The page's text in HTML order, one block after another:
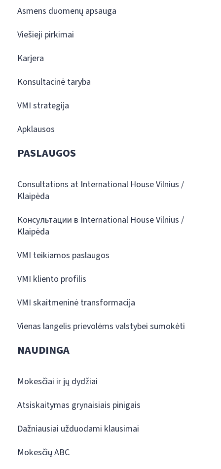
Asmens duomenų apsauga
Viešieji pirkimai
Karjera
Konsultacinė taryba
VMI strategija
Apklausos
PASLAUGOS
Consultations at International House Vilnius /
Klaipėda
Консультации в International House Vilnius /
Klaipėda
VMI teikiamos paslaugos
VMI kliento profilis
VMI skaitmeninė transformacija
Vienas langelis prievolėms valstybei sumokėti
NAUDINGA
Mokesčiai ir jų dydžiai
Atsiskaitymas grynaisiais pinigais
Dažniausiai užduodami klausimai
Mokesčių ABC